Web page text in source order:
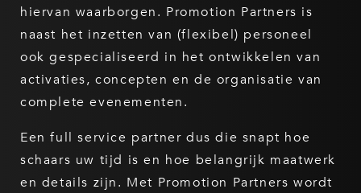
hiervan waarborgen. Promotion Partners is
naast het inzetten van (flexibel) personeel
ook gespecialiseerd in het ontwikkelen van
activaties, concepten en de organisatie van
complete evenementen.
Een full service partner dus die snapt hoe
schaars uw tijd is en hoe belangrijk maatwerk
en details zijn. Met Promotion Partners wordt